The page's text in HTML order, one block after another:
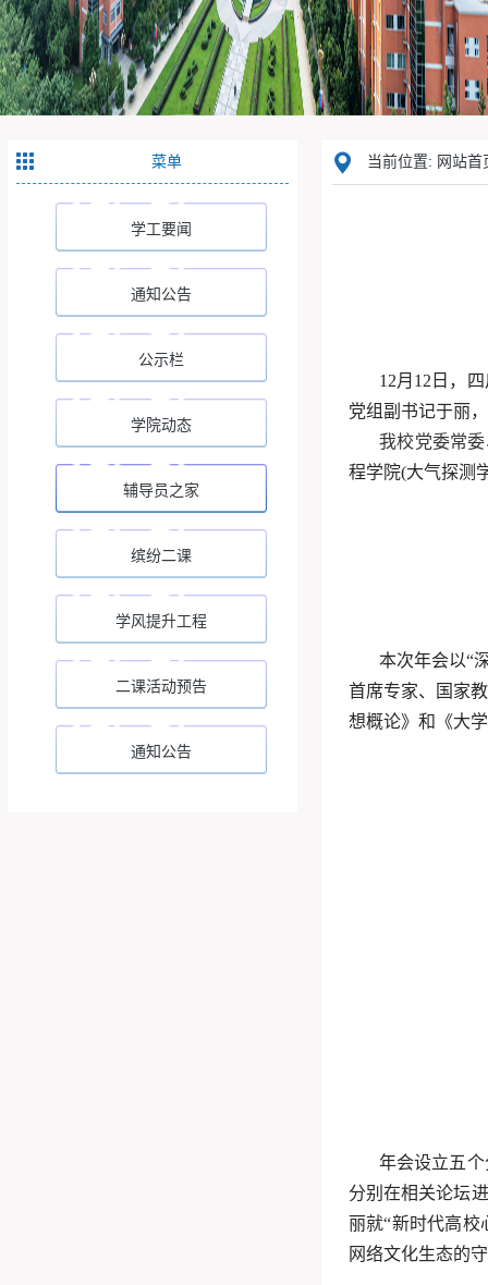
菜单
学工要闻
通知公告
公示栏
学院动态
辅导员之家
缤纷二课
学风提升工程
二课活动预告
通知公告
当前位置: 网站
12月12日，
党组副书记于丽
我校党委常
程学院(大气探测
本次年会以“
首席专家、国家
想概论》和《大
年会设立五
分别在相关论坛
丽就“新时代高
网络文化生态的